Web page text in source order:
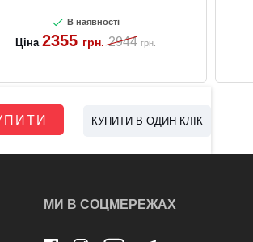
В наявності
Ціна 2355 грн. 2944 грн.
КУПИТИ В ОДИН КЛІК
МИ В СОЦМЕРЕЖАХ